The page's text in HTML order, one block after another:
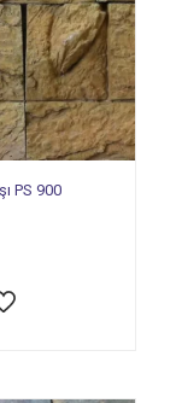
PS 900